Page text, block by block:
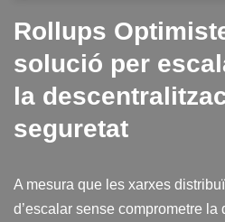
Rollups
solució per
la
seguretat
A mesura que les xarxes
d’escalar sense comprometre